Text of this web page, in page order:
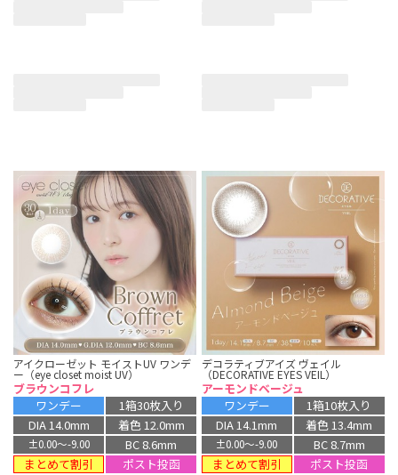
アイクローゼット モイストUV ワンデ
ー（eye closet moist UV）
ブラウンコフレ
ワンデー
1箱30枚入り
DIA 14.0mm
着色 12.0mm
±0.00〜-9.00
BC 8.6mm
まとめて割引
ポスト投函
デコラティブアイズ ヴェイル
（DECORATIVE EYES VEIL）
アーモンドベージュ
ワンデー
1箱10枚入り
DIA 14.1mm
着色 13.4mm
±0.00〜-9.00
BC 8.7mm
まとめて割引
ポスト投函